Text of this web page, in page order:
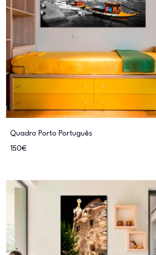
Quadro Porto Português
150€